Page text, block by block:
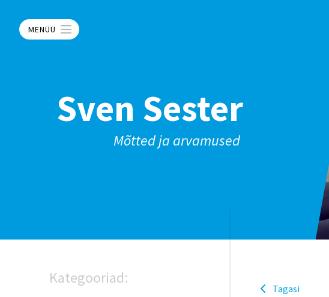
MENÜÜ
Sven Sester
Mõtted ja arvamused
Kategooriad:
Tagasi